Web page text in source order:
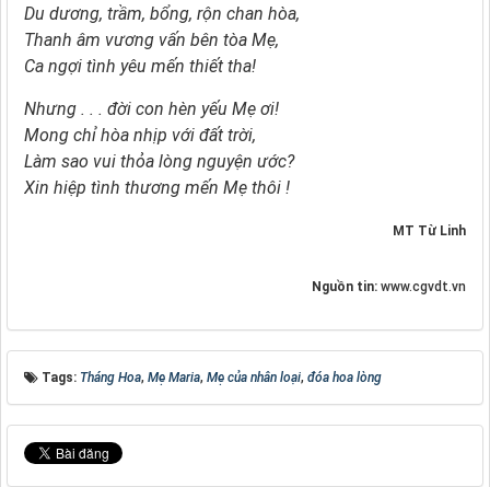
Du dương, trầm, bổng, rộn chan hòa,
Thanh âm vương vấn bên tòa Mẹ,
Ca ngợi tình yêu mến thiết tha!
Nhưng . . . đời con hèn yếu Mẹ ơi!
Mong chỉ hòa nhịp với đất trời,
Làm sao vui thỏa lòng nguyện ước?
Xin hiệp tình thương mến Mẹ thôi !
MT Từ Linh
Nguồn tin: www.cgvdt.vn
Tags: Tháng Hoa, Mẹ Maria, Mẹ của nhân loại, đóa hoa lòng